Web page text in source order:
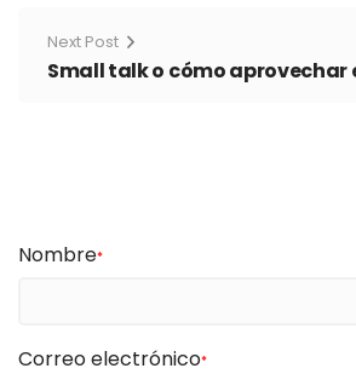
Next Post
Small talk o cómo aprovechar
Nombre*
Correo electrónico*